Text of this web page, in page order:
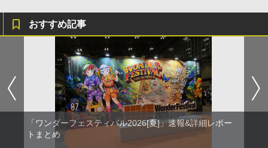
おすすめ記事
「ワンダーフェスティバル2026[夏]」速報&詳細レポー
トまとめ